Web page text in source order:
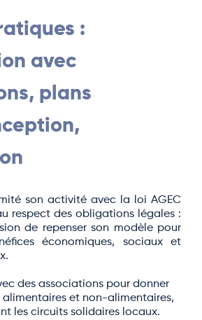
:
avec
plans
son activité avec la loi AGEC
respect des obligations légales :
de repenser son modèle pour
économiques, sociaux et
des associations pour donner
alimentaires et non-alimentaires,
les circuits solidaires locaux.